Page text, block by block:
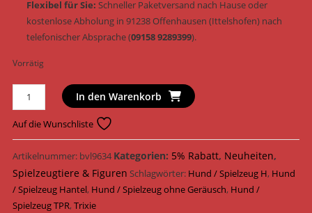
Flexibel für Sie: Schneller Paketversand nach Hause oder
kostenlose Abholung in 91238 Offenhausen (Ittelshofen) nach
telefonischer Absprache (09158 9289399).
Vorrätig
Trixie
Hundespielzeug
Soft
&
Strong
Hantel
TPR
weich
In den Warenkorb
Auf die Wunschliste
Artikelnummer: bvl9634 Kategorien: 5% Rabatt, Neuheiten,
Spielzeugtiere & Figuren Schlagwörter: Hund / Spielzeug H, Hund
/ Spielzeug Hantel, Hund / Spielzeug ohne Geräusch, Hund /
Spielzeug TPR,Trixie